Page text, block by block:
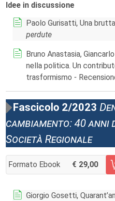
Idee in discussione
Paolo Gurisatti, Una
perdute
Bruno Anastasia,
nella politica. Un
trasformismo -
Fascicolo 2/2023
cambiamento: 40 anni
Società Regionale
Formato Ebook 29,00
AGGIUNGI AL CARRELLO
Giorgio Gosetti,